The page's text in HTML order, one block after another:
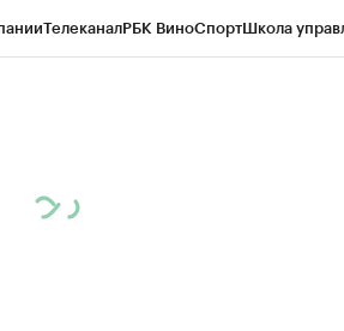
ТелеканалРБК ВиноСпортШкола